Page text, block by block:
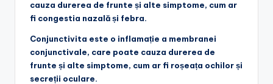
cauza durerea de frunte și alte simptome, cum ar
fi congestia nazală și febra.
Conjunctivita este o inflamație a membranei
conjunctivale, care poate cauza durerea de
frunte și alte simptome, cum ar fi roșeața ochilor și
secreții oculare.